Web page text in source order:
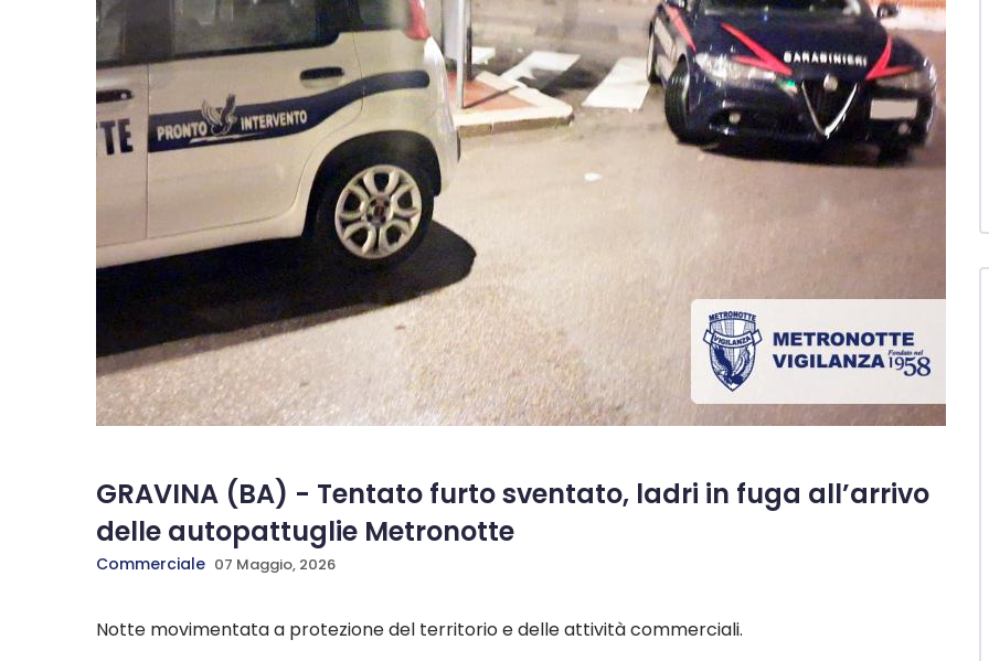
GRAVINA (BA) - Tentato furto sventato, ladri in fuga all’arrivo
delle autopattuglie Metronotte
Commerciale 07 Maggio, 2026
Notte movimentata a protezione del territorio e delle attività commerciali.